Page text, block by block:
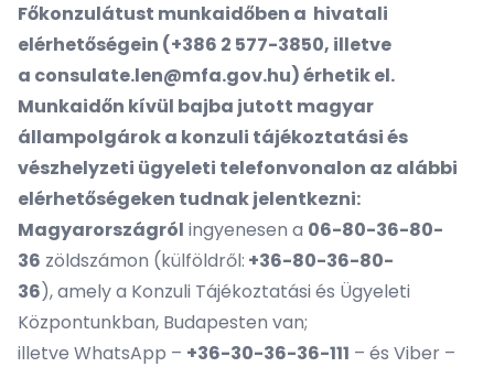
Főkonzulátust munkaidőben a hivatali
elérhetőségein (+386 2 577-3850, illetve
a consulate.len@mfa.gov.hu) érhetik el.
Munkaidőn kívül bajba jutott magyar
állampolgárok a konzuli tájékoztatási és
vészhelyzeti ügyeleti telefonvonalon az alábbi
elérhetőségeken tudnak jelentkezni:
Magyarországról ingyenesen a 06-80-36-80-
36 zöldszámon (külföldről: +36-80-36-80-
36), amely a Konzuli Tájékoztatási és Ügyeleti
Központunkban, Budapesten van;
illetve WhatsApp – +36-30-36-36-111 – és Viber –